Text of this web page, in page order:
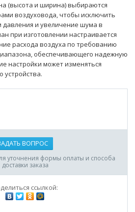
(высота и ширина) выбираются
воздуховода, чтобы исключить
и увеличение шума в
при изготовлении настраивается
расхода воздуха по требованию
обеспечивающего надежную
настройки может изменяться
устройства.
ВОПРОС
уточнения формы оплаты и способа
доставки заказа
ссылкой: